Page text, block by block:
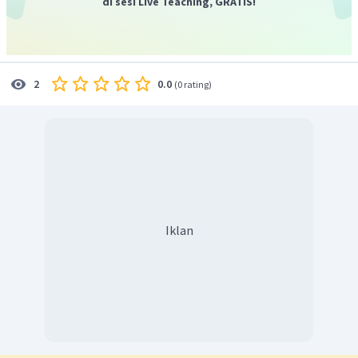
mendukungnya, yaitu dolmen, waruga, sarkofagus, dan
kehidupannya sedenter dengan peninggalan yang terbuat
dari logam.
2 0.0 (0 rating)
Iklan